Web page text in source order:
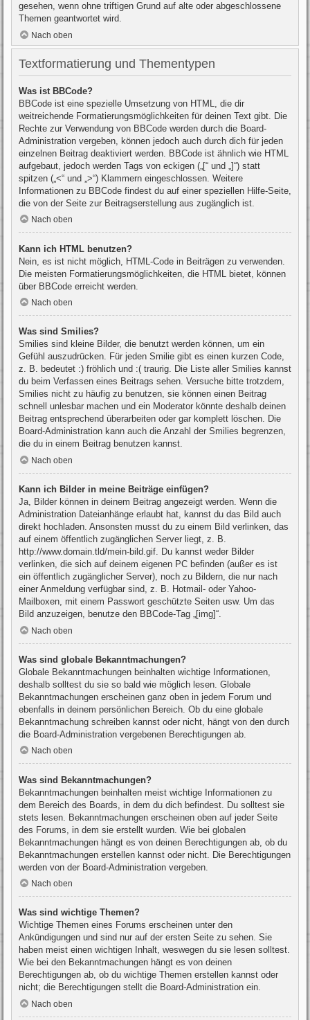
gesehen, wenn ohne triftigen Grund auf alte oder abgeschlossene
Themen geantwortet wird.
Nach oben
Textformatierung und Thementypen
Was ist BBCode?
BBCode ist eine spezielle Umsetzung von HTML, die dir
weitreichende Formatierungsmöglichkeiten für deinen Text gibt. Die
Rechte zur Verwendung von BBCode werden durch die Board-
Administration vergeben, können jedoch auch durch dich für jeden
einzelnen Beitrag deaktiviert werden. BBCode ist ähnlich wie HTML
aufgebaut, jedoch werden Tags von eckigen („[“ und „]“) statt
spitzen („<“ und „>“) Klammern eingeschlossen. Weitere
Informationen zu BBCode findest du auf einer speziellen Hilfe-Seite,
die von der Seite zur Beitragserstellung aus zugänglich ist.
Nach oben
Kann ich HTML benutzen?
Nein, es ist nicht möglich, HTML-Code in Beiträgen zu verwenden.
Die meisten Formatierungsmöglichkeiten, die HTML bietet, können
über BBCode erreicht werden.
Nach oben
Was sind Smilies?
Smilies sind kleine Bilder, die benutzt werden können, um ein
Gefühl auszudrücken. Für jeden Smilie gibt es einen kurzen Code,
z. B. bedeutet :) fröhlich und :( traurig. Die Liste aller Smilies kannst
du beim Verfassen eines Beitrags sehen. Versuche bitte trotzdem,
Smilies nicht zu häufig zu benutzen, sie können einen Beitrag
schnell unlesbar machen und ein Moderator könnte deshalb deinen
Beitrag entsprechend überarbeiten oder gar komplett löschen. Die
Board-Administration kann auch die Anzahl der Smilies begrenzen,
die du in einem Beitrag benutzen kannst.
Nach oben
Kann ich Bilder in meine Beiträge einfügen?
Ja, Bilder können in deinem Beitrag angezeigt werden. Wenn die
Administration Dateianhänge erlaubt hat, kannst du das Bild auch
direkt hochladen. Ansonsten musst du zu einem Bild verlinken, das
auf einem öffentlich zugänglichen Server liegt, z. B.
http://www.domain.tld/mein-bild.gif. Du kannst weder Bilder
verlinken, die sich auf deinem eigenen PC befinden (außer es ist
ein öffentlich zugänglicher Server), noch zu Bildern, die nur nach
einer Anmeldung verfügbar sind, z. B. Hotmail- oder Yahoo-
Mailboxen, mit einem Passwort geschützte Seiten usw. Um das
Bild anzuzeigen, benutze den BBCode-Tag „[img]“.
Nach oben
Was sind globale Bekanntmachungen?
Globale Bekanntmachungen beinhalten wichtige Informationen,
deshalb solltest du sie so bald wie möglich lesen. Globale
Bekanntmachungen erscheinen ganz oben in jedem Forum und
ebenfalls in deinem persönlichen Bereich. Ob du eine globale
Bekanntmachung schreiben kannst oder nicht, hängt von den durch
die Board-Administration vergebenen Berechtigungen ab.
Nach oben
Was sind Bekanntmachungen?
Bekanntmachungen beinhalten meist wichtige Informationen zu
dem Bereich des Boards, in dem du dich befindest. Du solltest sie
stets lesen. Bekanntmachungen erscheinen oben auf jeder Seite
des Forums, in dem sie erstellt wurden. Wie bei globalen
Bekanntmachungen hängt es von deinen Berechtigungen ab, ob du
Bekanntmachungen erstellen kannst oder nicht. Die Berechtigungen
werden von der Board-Administration vergeben.
Nach oben
Was sind wichtige Themen?
Wichtige Themen eines Forums erscheinen unter den
Ankündigungen und sind nur auf der ersten Seite zu sehen. Sie
haben meist einen wichtigen Inhalt, weswegen du sie lesen solltest.
Wie bei den Bekanntmachungen hängt es von deinen
Berechtigungen ab, ob du wichtige Themen erstellen kannst oder
nicht; die Berechtigungen stellt die Board-Administration ein.
Nach oben